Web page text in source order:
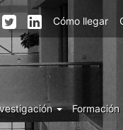
Cómo llegar
Formación